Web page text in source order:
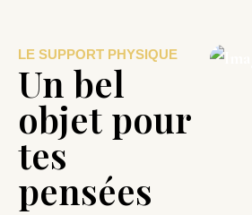
LE SUPPORT PHYSIQUE
Un bel
objet pour
tes
pensées